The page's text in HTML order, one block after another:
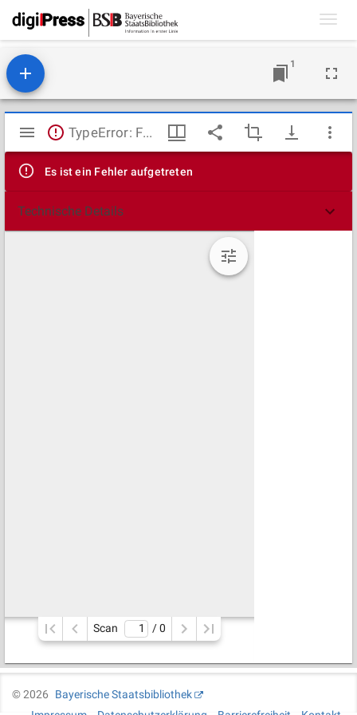
1
Mirador
Viewer
TypeError: Failed to fetch
Es ist ein Fehler aufgetreten
Technische Details
Scan / 0
©2026
Bayerische Staatsbibliothek